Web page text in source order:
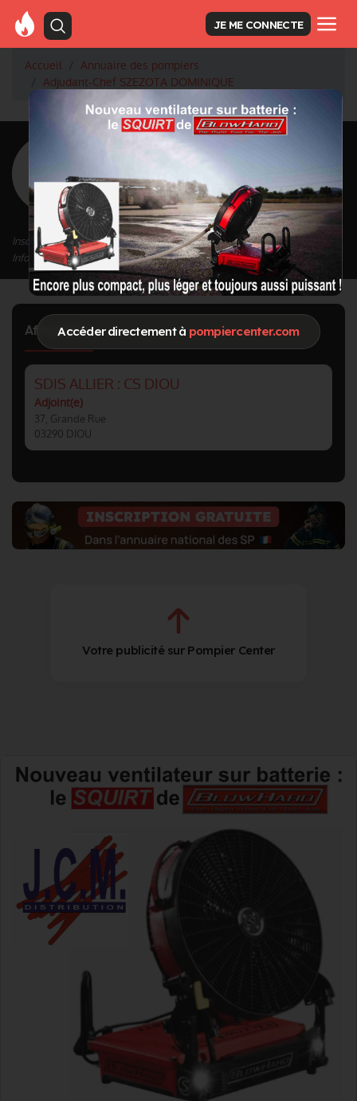
Accéder directement à pompiercenter.com
JE ME CONNECTE
Accueil
Annuaire des pompiers
Adjudant-Chef SZEZOTA DOMINIQUE
Retour à la liste des pompiers
SZEZOTA
DOMINIQUE
Grade : Adjudant-Chef
Inscrit depuis le 13/09/2020 à 11:38
Informations mises à jour le 23/04/2024 à 13:51
Affectation
SDIS ALLIER : CS DIOU
Adjoint(e)
37, Grande Rue
03290 DIOU
Votre publicité sur Pompier Center